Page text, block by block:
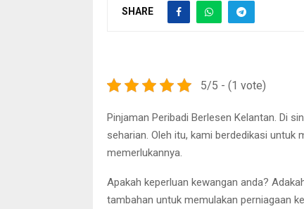
SHARE
5/5 - (1 vote)
Pinjaman Peribadi Berlesen Kelantan. Di
seharian. Oleh itu, kami berdedikasi untuk
memerlukannya.
Apakah keperluan kewangan anda?
tambahan untuk memulakan perniagaan